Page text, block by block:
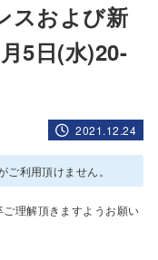
スおよび新
5日(水)20-
2021.12.24
利用頂けません。
理解頂きますようお願い